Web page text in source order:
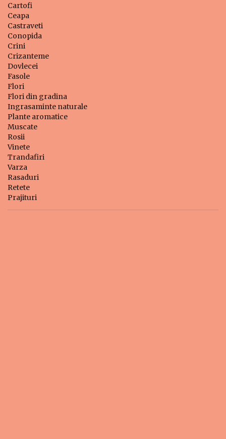
Cartofi
Ceapa
Castraveti
Conopida
Crini
Crizanteme
Dovlecei
Fasole
Flori
Flori din gradina
Ingrasaminte naturale
Plante aromatice
Muscate
Rosii
Vinete
Trandafiri
Varza
Rasaduri
Retete
Prajituri